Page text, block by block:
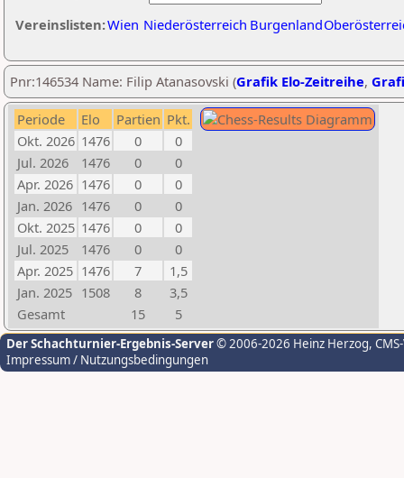
Vereinslisten:Wien Niederösterreich Burgenland
Pnr:146534 Name: Filip Atanasovski (Grafik Elo-Zeitreihe,
Periode Elo Partien Pkt.
Okt. 2026 1476 0
0
Jul. 2026
1476 0
0
Apr. 2026 1476 0
0
Jan. 2026 1476 0
0
Okt. 2025 1476 0
0
Jul. 2025
1476 0
0
Apr. 2025 1476 7
1,5
Jan. 2025 1508 8
3,5
Gesamt
15 5
Der Schachturnier-Ergebnis-Server© 2006-2026 Heinz Herzog,
Impressum / Nutzungsbedingungen